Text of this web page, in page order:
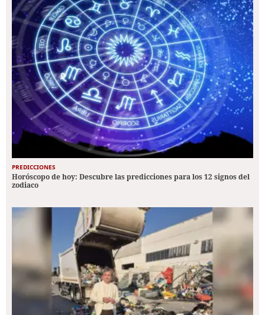
PREDICCIONES
Horóscopo de hoy: Descubre las predicciones para los 12 signos del
zodiaco